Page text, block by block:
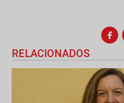
RELACIONADOS